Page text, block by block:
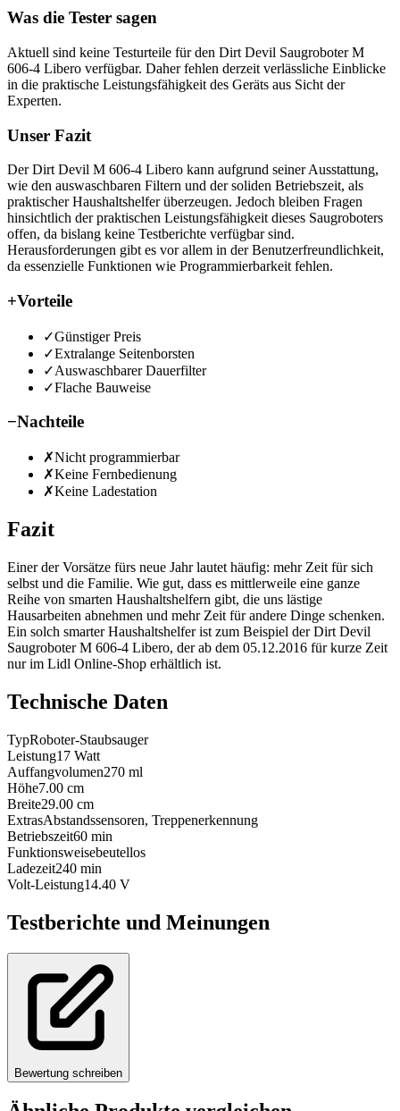
Was die Tester sagen
Aktuell sind keine Testurteile für den Dirt Devil Saugroboter M
606-4 Libero verfügbar. Daher fehlen derzeit verlässliche Einblicke
in die praktische Leistungsfähigkeit des Geräts aus Sicht der
Experten.
Unser Fazit
Der Dirt Devil M 606-4 Libero kann aufgrund seiner Ausstattung,
wie den auswaschbaren Filtern und der soliden Betriebszeit, als
praktischer Haushaltshelfer überzeugen. Jedoch bleiben Fragen
hinsichtlich der praktischen Leistungsfähigkeit dieses Saugroboters
offen, da bislang keine Testberichte verfügbar sind.
Herausforderungen gibt es vor allem in der Benutzerfreundlichkeit,
da essenzielle Funktionen wie Programmierbarkeit fehlen.
+Vorteile
✓Günstiger Preis
✓Extralange Seitenborsten
✓Auswaschbarer Dauerfilter
✓Flache Bauweise
−Nachteile
✗Nicht programmierbar
✗Keine Fernbedienung
✗Keine Ladestation
Fazit
Einer der Vorsätze fürs neue Jahr lautet häufig: mehr Zeit für sich
selbst und die Familie. Wie gut, dass es mittlerweile eine ganze
Reihe von smarten Haushaltshelfern gibt, die uns lästige
Hausarbeiten abnehmen und mehr Zeit für andere Dinge schenken.
Ein solch smarter Haushaltshelfer ist zum Beispiel der Dirt Devil
Saugroboter M 606-4 Libero, der ab dem 05.12.2016 für kurze Zeit
nur im Lidl Online-Shop erhältlich ist.
Technische Daten
TypRoboter-Staubsauger
Leistung17 Watt
Auffangvolumen270 ml
Höhe7.00 cm
Breite29.00 cm
ExtrasAbstandssensoren, Treppenerkennung
Betriebszeit60 min
Funktionsweisebeutellos
Ladezeit240 min
Volt-Leistung14.40 V
Testberichte und Meinungen
Bewertung schreiben